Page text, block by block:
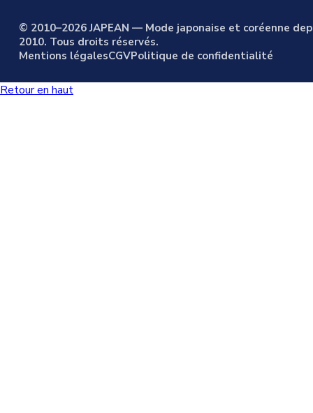
© 2010–2026 JAPEAN — Mode japonaise et coréenne
2010. Tous droits réservés.
Mentions légalesCGVPolitique de confidentialité
Retour en haut